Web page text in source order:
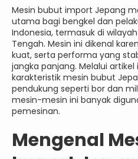
Mesin bubut import Jepang
utama bagi bengkel dan
Indonesia, termasuk di
Tengah. Mesin ini dikenal
kuat, serta performa yang
jangka panjang. Melalui
karakteristik mesin bubut
pendukung seperti bor dan
mesin-mesin ini banyak
pemesinan.
Mengenal